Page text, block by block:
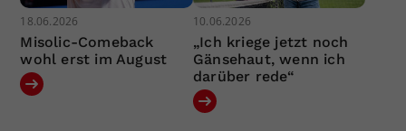
18.06.2026
Misolic-Comeback
wohl erst im August
10.06.2026
„Ich kriege jetzt noch
Gänsehaut, wenn ich
darüber rede“